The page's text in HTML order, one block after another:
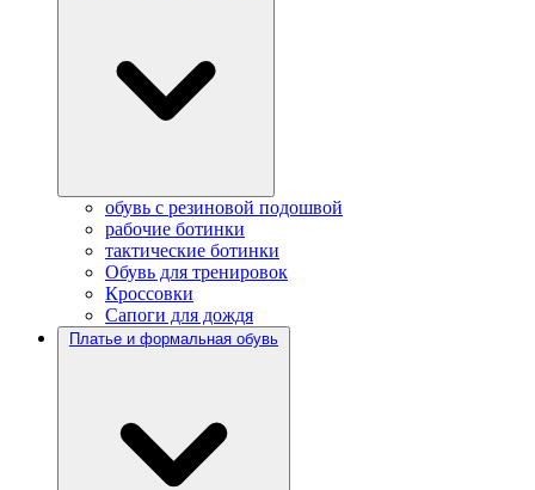
обувь с резиновой подошвой
рабочие ботинки
тактические ботинки
Обувь для тренировок
Кроссовки
Сапоги для дождя
Платье и формальная обувь